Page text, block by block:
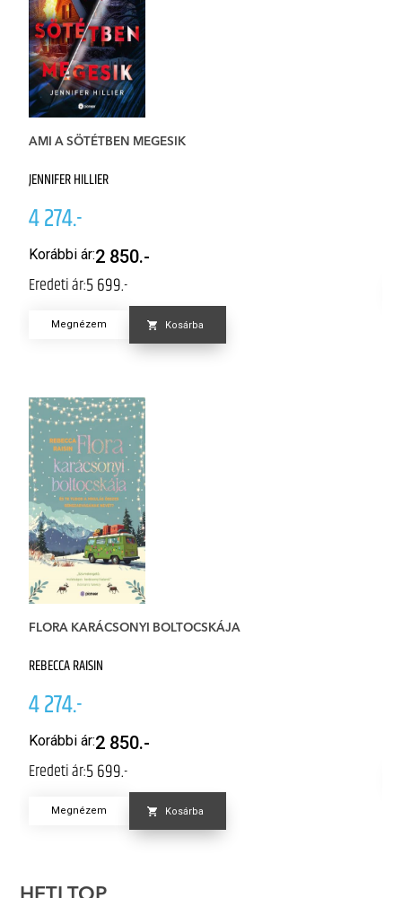
AMI A SÖTÉTBEN MEGESIK
JENNIFER HILLIER
4 274.-
Korábbi ár:2 850.-
Eredeti ár:5 699.-
Megnézem Kosárba
FLORA KARÁCSONYI BOLTOCSKÁJA
REBECCA RAISIN
4 274.-
Korábbi ár:2 850.-
Eredeti ár:5 699.-
Megnézem Kosárba